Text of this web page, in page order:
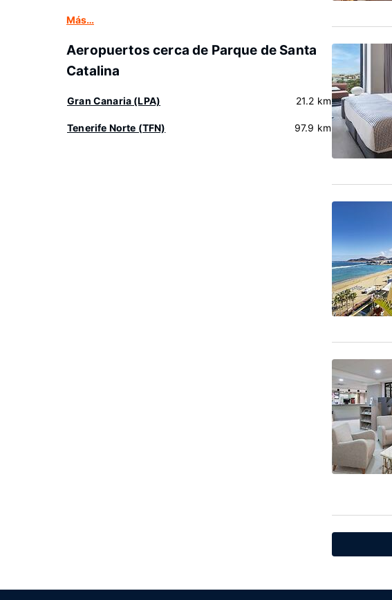
Más…
Aeropuertos cerca de Parque de Santa
Catalina
Gran Canaria (LPA) 21.2 km
Tenerife Norte (TFN) 97.9 km